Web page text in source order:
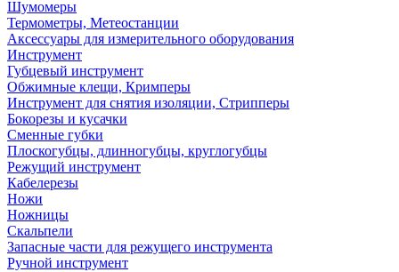
Шумомеры
Термометры, Метеостанции
Аксессуары для измерительного оборудования
Инструмент
Губцевый инструмент
Обжимные клещи, Кримперы
Инструмент для снятия изоляции, Стрипперы
Бокорезы и кусачки
Сменные губки
Плоскогубцы, длинногубцы, круглогубцы
Режущий инструмент
Кабелерезы
Ножи
Ножницы
Скальпели
Запасные части для режущего инструмента
Ручной инструмент